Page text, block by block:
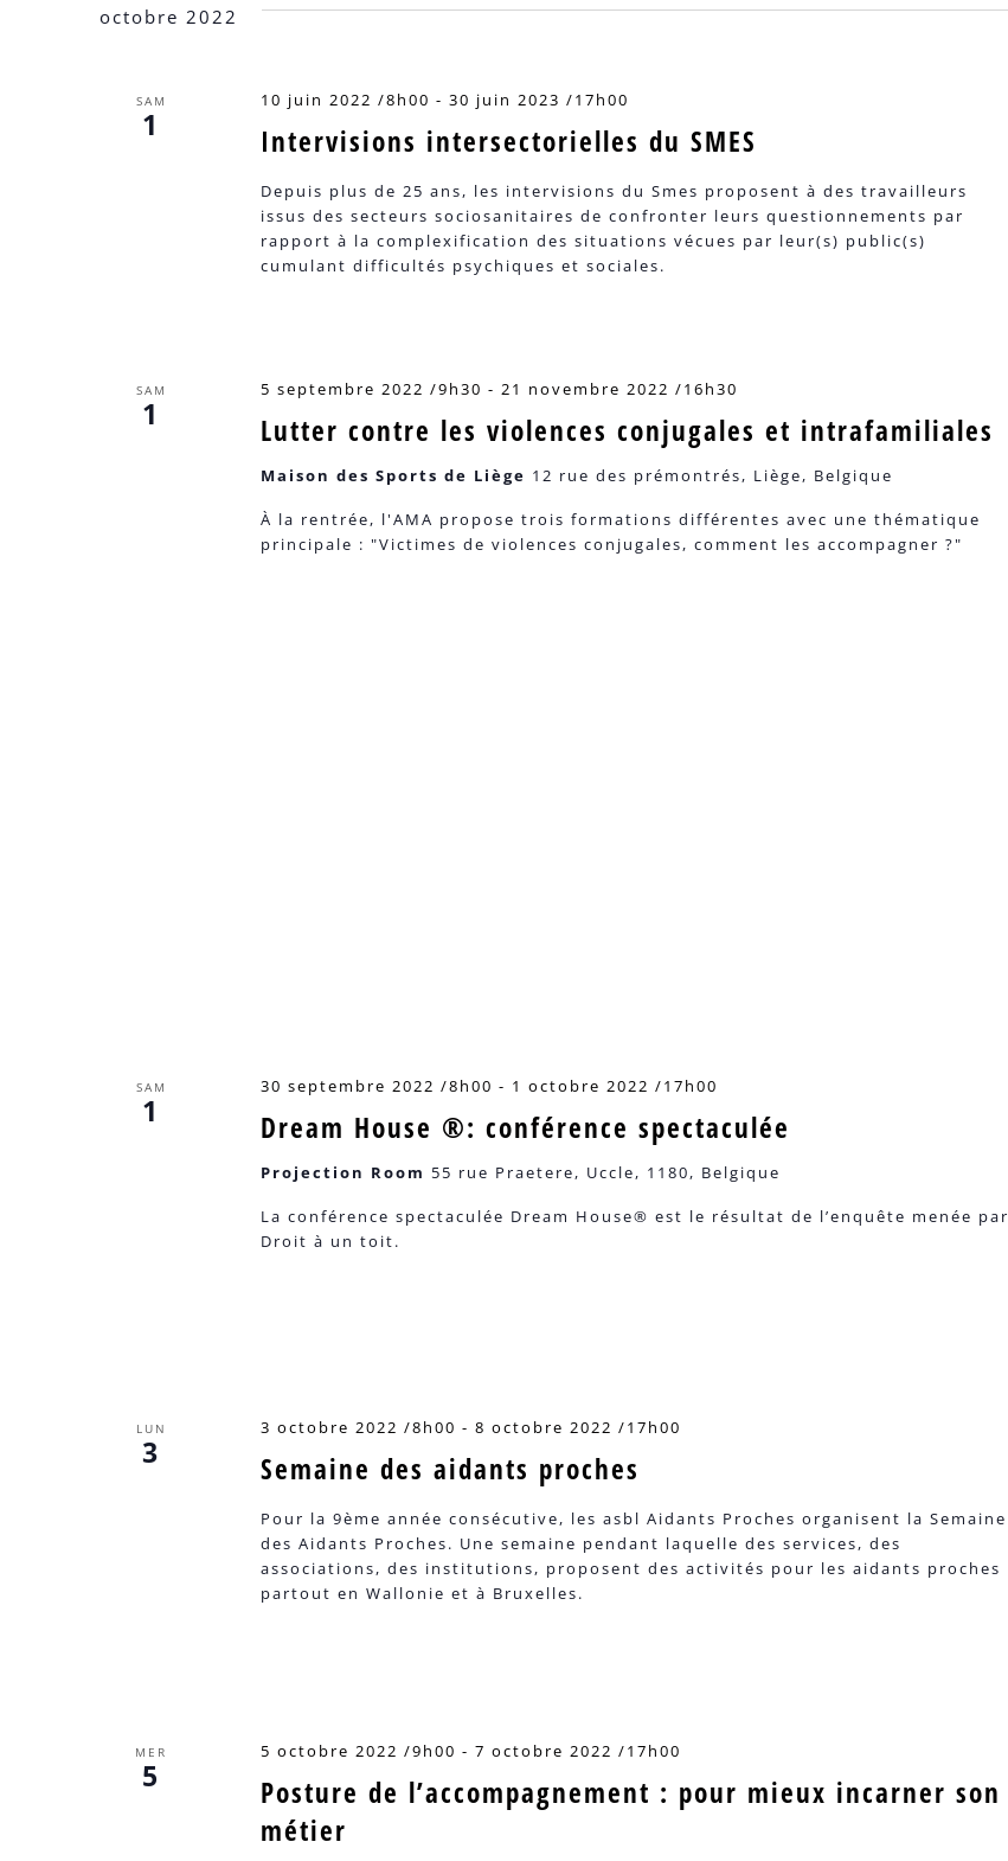
Évènements
octobre 2022
SAM
1 Intervisions intersectorielles du SMES
10 juin 2022 /8h00 - 30 juin 2023 /17h00
Depuis plus de 25 ans, les intervisions du Smes proposent à des travailleurs
issus des secteurs sociosanitaires de confronter leurs questionnements par
rapport à la complexification des situations vécues par leur(s) public(s)
cumulant difficultés psychiques et sociales.
SAM
1 Lutter contre les violences conjugales et intrafamiliales
5 septembre 2022 /9h30 - 21 novembre 2022 /16h30
Maison des Sports de Liège 12 rue des prémontrés, Liège, Belgique
À la rentrée, l'AMA propose trois formations différentes avec une thématique
principale : "Victimes de violences conjugales, comment les accompagner ?"
SAM
1 Dream House ®: conférence spectaculée
30 septembre 2022 /8h00 - 1 octobre 2022 /17h00
Projection Room 55 rue Praetere, Uccle, 1180, Belgique
La conférence spectaculée Dream House® est le résultat de l’enquête menée par
Droit à un toit.
LUN
3 Semaine des aidants proches
3 octobre 2022 /8h00 - 8 octobre 2022 /17h00
Pour la 9ème année consécutive, les asbl Aidants Proches organisent la Semaine
des Aidants Proches. Une semaine pendant laquelle des services, des
associations, des institutions, proposent des activités pour les aidants proches
partout en Wallonie et à Bruxelles.
MER
5
Posture de l’accompagnement : pour mieux incarner son
métier
5 octobre 2022 /9h00 - 7 octobre 2022 /17h00